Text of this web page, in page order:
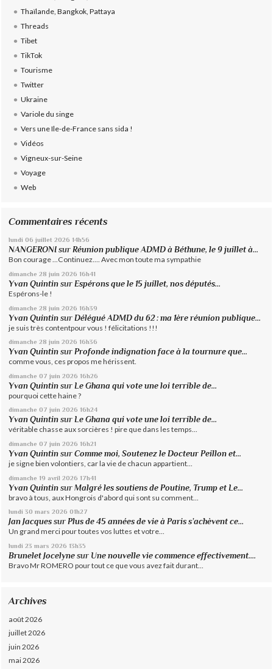
Thaïlande, Bangkok, Pattaya
Threads
Tibet
TikTok
Tourisme
Twitter
Ukraine
Variole du singe
Vers une Ile-de-France sans sida !
Vidéos
Vigneux-sur-Seine
Voyage
Web
Commentaires récents
lundi 06 juillet 2026 14h56
NANGERONI surRéunion publique ADMD à Béthune, le 9 juillet à...
Bon courage ...Continuez.... Avec mon toute ma sympathie
dimanche 28 juin 2026 16h41
Yvan Quintin surEspérons que le 15 juillet, nos députés...
Espérons-le !
dimanche 28 juin 2026 16h39
Yvan Quintin surDélégué ADMD du 62 : ma 1ère réunion publique...
je suis très contentpour vous ! félicitations !!!
dimanche 28 juin 2026 16h36
Yvan Quintin surProfonde indignation face à la tournure que...
comme vous, ces propos me hérissent.
dimanche 07 juin 2026 16h26
Yvan Quintin sur Le Ghana qui vote une loi terrible de...
pourquoi cette haine ?
dimanche 07 juin 2026 16h24
Yvan Quintin surLe Ghana qui vote une loi terrible de...
véritable chasse aux sorcières ! pire que dans les temps...
dimanche 07 juin 2026 16h21
Yvan Quintin surComme moi, Soutenez le Docteur Peillon et...
je signe bien volontiers, car la vie de chacun appartient...
dimanche 19 avril 2026 17h41
Yvan Quintin surMalgré les soutiens de Poutine, Trump et Le...
bravo à tous, aux Hongrois d'abord qui sont su comment...
lundi 30 mars 2026 01h27
Jan Jacques surPlus de 45 années de vie à Paris s’achèvent ce...
Un grand merci pour toutes vos luttes et votre...
lundi 23 mars 2026 13h35
Brunelet Jocelyne sur Une nouvelle vie commence effectivement....
Bravo Mr ROMERO pour tout ce que vous avez fait durant...
Archives
août 2026
juillet 2026
juin 2026
mai 2026